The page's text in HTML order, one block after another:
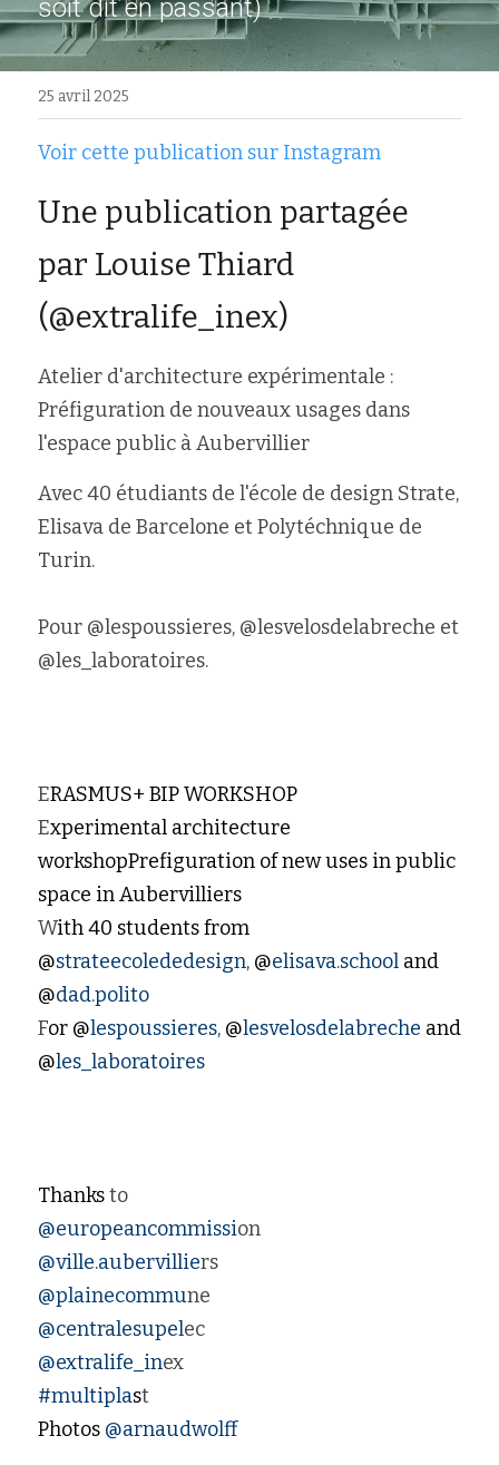
soit dit en passant)
25 avril 2025
Voir cette publication sur Instagram
Une publication
par Louise Thiard
(@extralife_inex)
Atelier d'architecture expérimentale :
Préfiguration de nouveaux usages dans
l'espace public à Aubervillier
Avec 40 étudiants de l'école de design Strate,
Elisava de Barcelone et Polytéchnique de
Turin.
Pour @lespoussieres, @lesvelosdelabreche et
@les_laboratoires.
ERASMUS+ BIP WORKSHOP
Experimental architecture
workshopPrefiguration of new uses in public
space in Aubervilliers
With 40 students from
@strateecolededesign, @elisava.school and
@dad.polito
For @lespoussieres, @lesvelosdelabreche and
@les_laboratoires
Thanks to
@europeancommission
@ville.aubervilliers
@plainecommune
@centralesupelec
@extralife_inex
#multiplast
Photos @arnaudwolf